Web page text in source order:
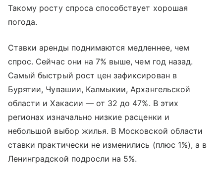
Такому росту спроса способствует хорошая
погода.
Ставки аренды поднимаются медленнее, чем
спрос. Сейчас они на 7% выше, чем год назад.
Самый быстрый рост цен зафиксирован в
Бурятии, Чувашии, Калмыкии, Архангельской
области и Хакасии — от 32 до 47%. В этих
регионах изначально низкие расценки и
небольшой выбор жилья. В Московской области
ставки практически не изменились (плюс 1%), а в
Ленинградской подросли на 5%.